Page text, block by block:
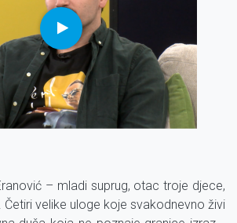
– mladi suprug, otac troje djece,
Četiri velike uloge koje svakodnevno živi